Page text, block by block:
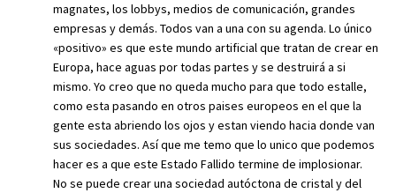
magnates, los lobbys, medios de comunicación, grandes
empresas y demás. Todos van a una con su agenda. Lo único
«positivo» es que este mundo artificial que tratan de crear en
Europa, hace aguas por todas partes y se destruirá a si
mismo. Yo creo que no queda mucho para que todo estalle,
como esta pasando en otros paises europeos en el que la
gente esta abriendo los ojos y estan viendo hacia donde van
sus sociedades. Así que me temo que lo unico que podemos
hacer es a que este Estado Fallido termine de implosionar.
No se puede crear una sociedad autóctona de cristal y del